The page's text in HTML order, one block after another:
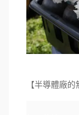
【半導體廠